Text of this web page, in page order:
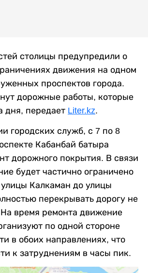
столицы предупредили о
движения на одном
проспектов города.
дорожные работы, которые
дня, передает Liter.kz.
городских служб, с 7 по 8
Кабанбай батыра
дорожного покрытия. В связи
будет частично ограничено
улицы Калкаман до улицы
перекрывать дорогу не
время ремонта движение
по одной стороне
в обоих направлениях, что
к затруднениям в часы пик.